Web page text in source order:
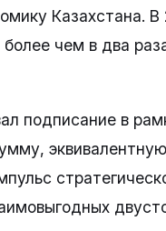
Казахстана.
чем в два
подписание в